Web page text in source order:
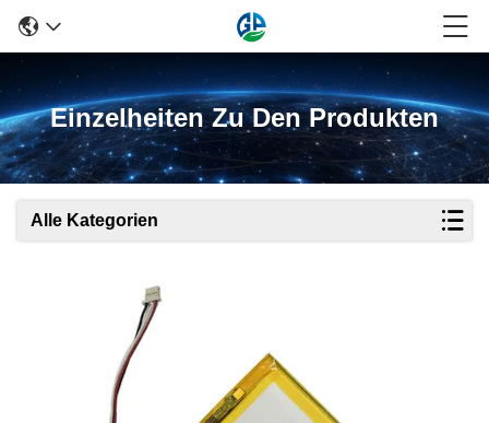
Einzelheiten Zu Den Produkten
Alle Kategorien